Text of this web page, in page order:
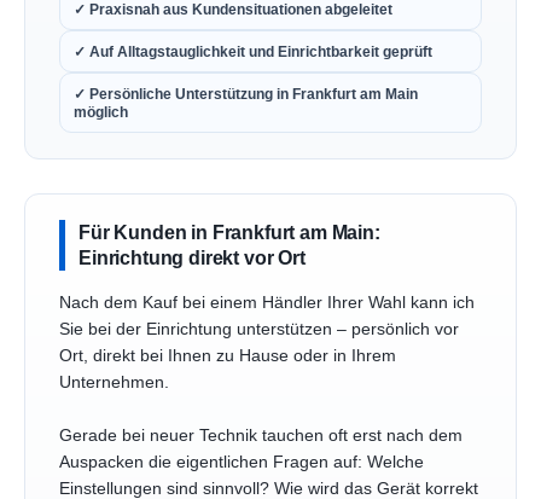
✓ Praxisnah aus Kundensituationen abgeleitet
✓ Auf Alltagstauglichkeit und Einrichtbarkeit geprüft
✓ Persönliche Unterstützung in Frankfurt am Main
möglich
Für Kunden in Frankfurt am Main:
Einrichtung direkt vor Ort
Nach dem Kauf bei einem Händler Ihrer Wahl kann ich
Sie bei der Einrichtung unterstützen – persönlich vor
Ort, direkt bei Ihnen zu Hause oder in Ihrem
Unternehmen.
Gerade bei neuer Technik tauchen oft erst nach dem
Auspacken die eigentlichen Fragen auf: Welche
Einstellungen sind sinnvoll? Wie wird das Gerät korrekt